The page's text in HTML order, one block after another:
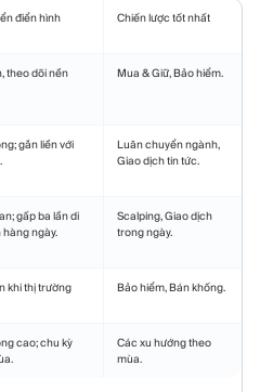
điển hình Chiến lược tốt nhất
theo dõi nền
Mua & Giữ, Bảo hiểm.
gắn liền với
Luân chuyển ngành,
Giao dịch tin tức.
gấp ba lần di
ngày.
Scalping, Giao dịch
trong ngày.
khi thị trường
Bảo hiểm, Bán khống.
cao; chu kỳ
Các xu hướng theo
mùa.